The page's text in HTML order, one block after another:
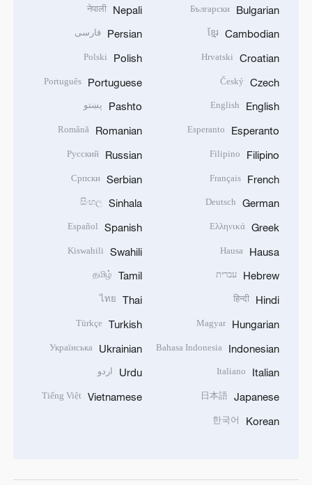
Bulgarian
Български
Cambodian
ខ្មែរ
Croatian
Hrvatski
Czech
Český
English
English
Esperanto
Esperanto
Filipino
Filipino
French
Français
German
Deutsch
Greek
Ελληνικά
Hausa
Hausa
Hebrew עברית
Hindi
हिन्दी
Hungarian
Magyar
Indonesian
Bahasa Indonesia
Italian
Italiano
Japanese
日本語
Korean
한국어
Nepali
नेपाली
Persian فارسی
Polish
Polski
Portuguese
Português
Pashto پښتو
Romanian
Română
Russian
Русский
Serbian
Српски
Sinhala
සිංහල
Spanish
Español
Swahili
Kiswahili
Tamil
தமிழ்
Thai
ไทย
Turkish
Türkçe
Ukrainian
Українська
Urdu اردو
Vietnamese
Tiếng Việt